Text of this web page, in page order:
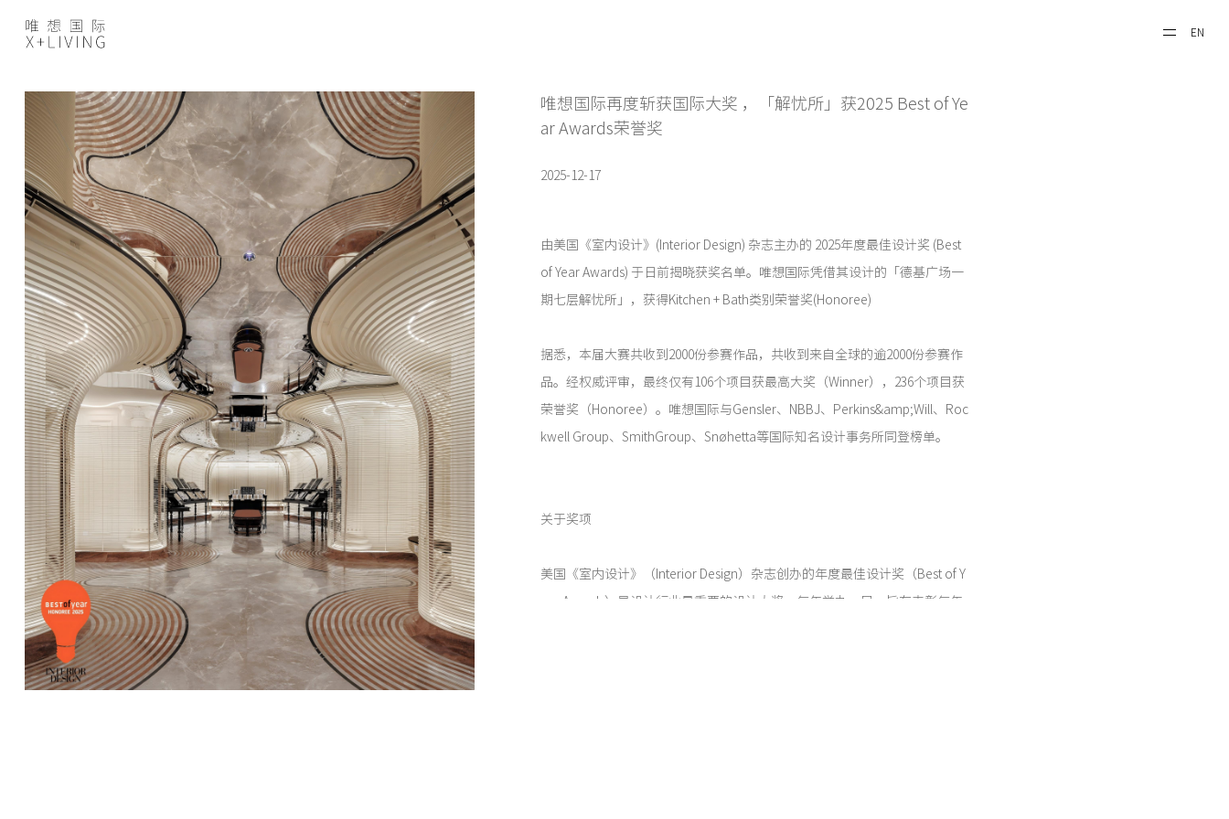
EN
唯想国际再度斩获国际大奖 ，「解忧所」获2025 Best of Ye
ar Awards荣誉奖
2025-12-17
由美国《室内设计》(Interior Design) 杂志主办的 2025年度最佳设计奖 (Best
of Year Awards) 于日前揭晓获奖名单。唯想国际凭借其设计的「德基广场一
期七层解忧所」，获得Kitchen + Bath类别荣誉奖(Honoree)
据悉，本届大赛共收到2000份参赛作品，共收到来自全球的逾2000份参赛作
品。经权威评审，最终仅有106个项目获最高大奖（Winner），236个项目获
荣誉奖（Honoree）。唯想国际与Gensler、NBBJ、Perkins&amp;Will、Roc
kwell Group、SmithGroup、Snøhetta等国际知名设计事务所同登榜单。
关于奖项
美国《室内设计》（Interior Design）杂志创办的年度最佳设计奖（Best of Y
ear Awards）是设计行业最重要的设计大奖，每年举办一届，旨在表彰每年